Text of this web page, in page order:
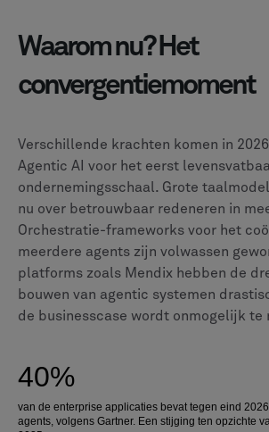
Waarom nu? Het
convergentiemoment
Verschillende krachten komen in
Agentic AI voor het eerst
ondernemingsschaal. Grote
nu over betrouwbaar redeneren in
Orchestratie-frameworks voor het
meerdere agents zijn volwassen
platforms zoals Mendix hebben de
bouwen van agentic systemen
de businesscase wordt onmogelijk te
40%
van de enterprise applicaties bevat tegen eind
agents, volgens Gartner. Een stijging ten opzichte